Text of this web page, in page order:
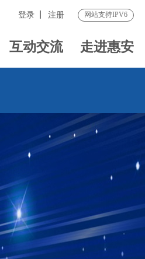
登录 注册 网站支持IPV6
互动交流 走进惠安